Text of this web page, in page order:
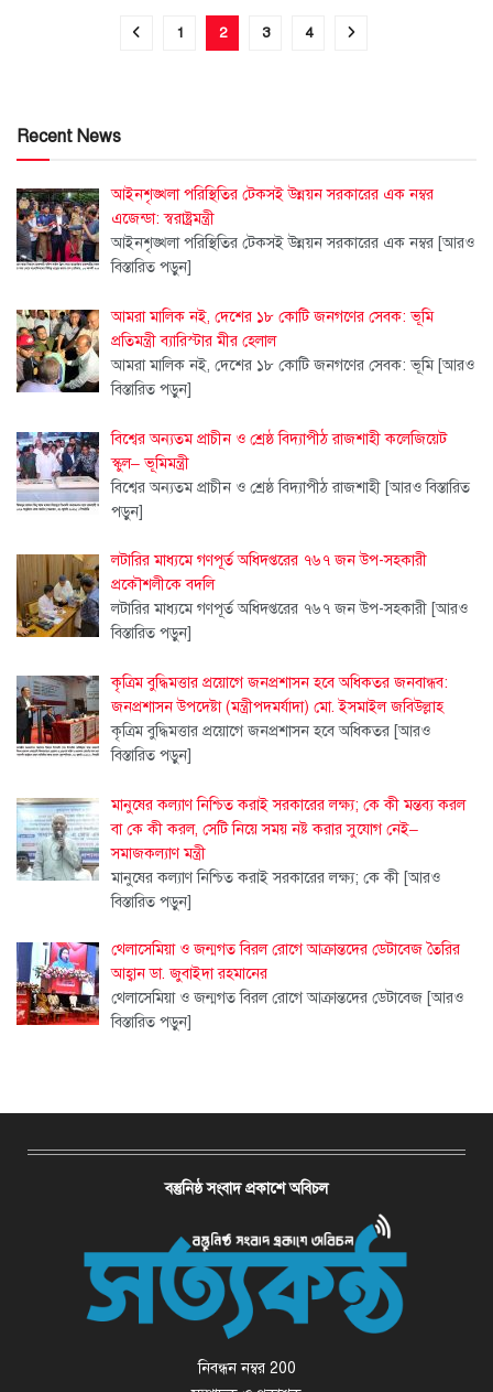
1 2 3 4
Recent News
আইনশৃঙ্খলা পরিস্থিতির টেকসই উন্নয়ন সরকারের এক নম্বর
এজেন্ডা: স্বরাষ্ট্রমন্ত্রী
আইনশৃঙ্খলা পরিস্থিতির টেকসই উন্নয়ন সরকারের এক নম্বর [আরও
বিস্তারিত পড়ুন]
আমরা মালিক নই, দেশের ১৮ কোটি জনগণের সেবক: ভূমি
প্রতিমন্ত্রী ব্যারিস্টার মীর হেলাল
আমরা মালিক নই, দেশের ১৮ কোটি জনগণের সেবক: ভূমি [আরও
বিস্তারিত পড়ুন]
বিশ্বের অন্যতম প্রাচীন ও শ্রেষ্ঠ বিদ্যাপীঠ রাজশাহী কলেজিয়েট
স্কুল– ভূমিমন্ত্রী
বিশ্বের অন্যতম প্রাচীন ও শ্রেষ্ঠ বিদ্যাপীঠ রাজশাহী [আরও বিস্তারিত
পড়ুন]
লটারির মাধ্যমে গণপূর্ত অধিদপ্তরের ৭৬৭ জন উপ-সহকারী
প্রকৌশলীকে বদলি
লটারির মাধ্যমে গণপূর্ত অধিদপ্তরের ৭৬৭ জন উপ-সহকারী [আরও
বিস্তারিত পড়ুন]
কৃত্রিম বুদ্ধিমত্তার প্রয়োগে জনপ্রশাসন হবে অধিকতর জনবান্ধব:
জনপ্রশাসন উপদেষ্টা (মন্ত্রীপদমর্যাদা) মো. ইসমাইল জবিউল্লাহ
কৃত্রিম বুদ্ধিমত্তার প্রয়োগে জনপ্রশাসন হবে অধিকতর [আরও
বিস্তারিত পড়ুন]
মানুষের কল্যাণ নিশ্চিত করাই সরকারের লক্ষ্য; কে কী মন্তব্য করল
বা কে কী করল, সেটি নিয়ে সময় নষ্ট করার সুযোগ নেই–
সমাজকল্যাণ মন্ত্রী
মানুষের কল্যাণ নিশ্চিত করাই সরকারের লক্ষ্য; কে কী [আরও
বিস্তারিত পড়ুন]
থেলাসেমিয়া ও জন্মগত বিরল রোগে আক্রান্তদের ডেটাবেজ তৈরির
আহ্বান ডা. জুবাইদা রহমানের
থেলাসেমিয়া ও জন্মগত বিরল রোগে আক্রান্তদের ডেটাবেজ [আরও
বিস্তারিত পড়ুন]
বস্তুনিষ্ঠ সংবাদ প্রকাশে অবিচল
নিবন্ধন নম্বর 200